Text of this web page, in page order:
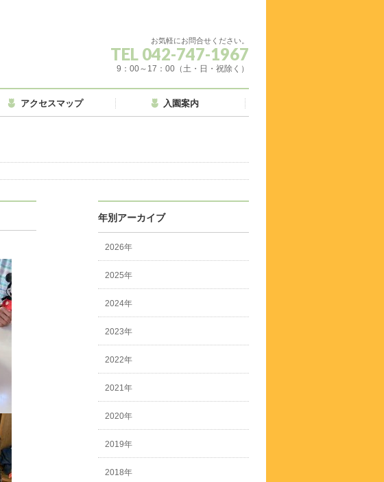
お気軽にお問合せください。
TEL 042-747-1967
9：00～17：00（土・日・祝除く）
アクセスマップ 入園案内
年別アーカイブ
2026年
2025年
2024年
2023年
2022年
2021年
2020年
2019年
2018年